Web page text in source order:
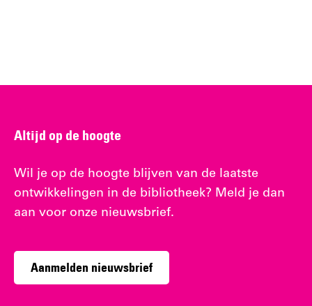
Altijd op de hoogte
Wil je op de hoogte blijven van de laatste
ontwikkelingen in de bibliotheek? Meld je dan
aan voor onze nieuwsbrief.
Aanmelden nieuwsbrief